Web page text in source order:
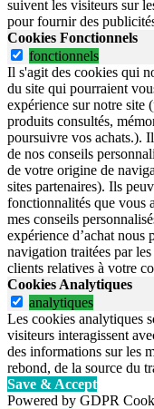
suivent les visiteurs sur
pour fournir des
Cookies Fonctionnels
fonctionnels
Il s'agit des cookies qui
du site qui pourraient
expérience sur notre site
produits consultés,
poursuivre vos achats.).
de nos conseils
de votre origine de
sites partenaires). Ils
fonctionnalités que vous
mes conseils
expérience d’achat nous
navigation traitées par
clients relatives à votre
Cookies Analytiques
analytiques
Les cookies analytiques
visiteurs interagissent
des informations sur les
rebond, de la source du
Save & Accept
Powered by GDPR